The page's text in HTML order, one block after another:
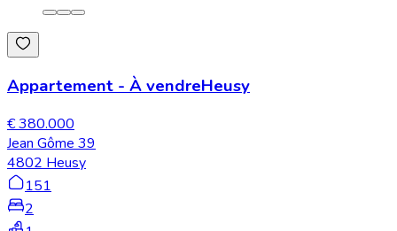
Appartement - À vendreHeusy
€ 380.000
Jean Gôme 39
4802 Heusy
151
2